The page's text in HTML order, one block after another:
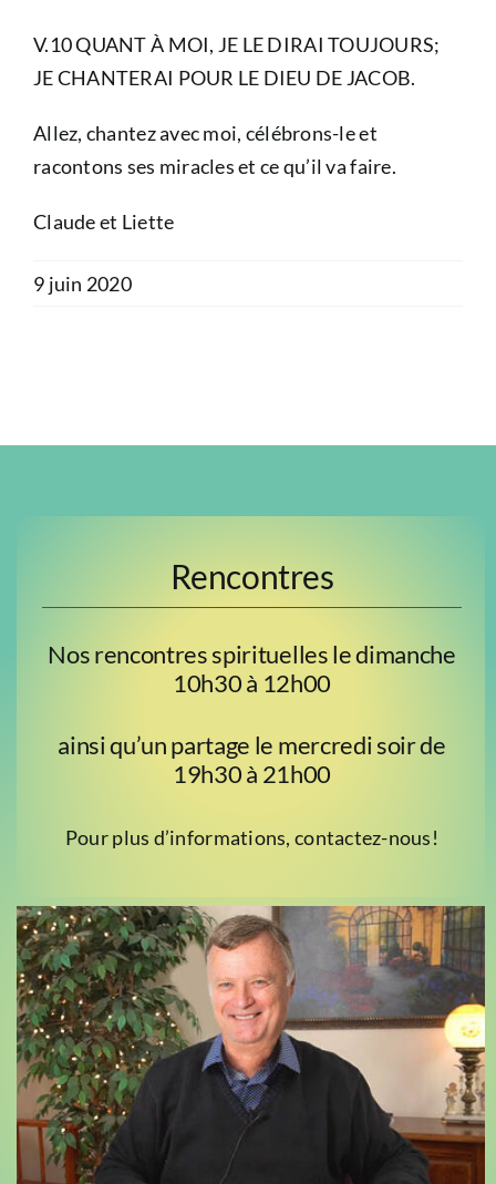
V.10 QUANT À MOI, JE LE DIRAI TOUJOURS;
JE CHANTERAI POUR LE DIEU DE JACOB.
Allez, chantez avec moi, célébrons-le et
racontons ses miracles et ce qu’il va faire.
Claude et Liette
9 juin 2020
Rencontres
Nos rencontres spirituelles le dimanche
10h30 à 12h00
ainsi qu’un partage le mercredi soir de
19h30 à 21h00
Pour plus d’informations, contactez-nous!